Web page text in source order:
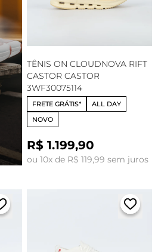
TÊNIS ON CLOUDNOVA RIFT
CASTOR CASTOR
3WF30075114
FRETE GRÁTIS*
ALL DAY
NOVO
R$ 1.199,90
ou 10x de R$ 119,99 sem juros